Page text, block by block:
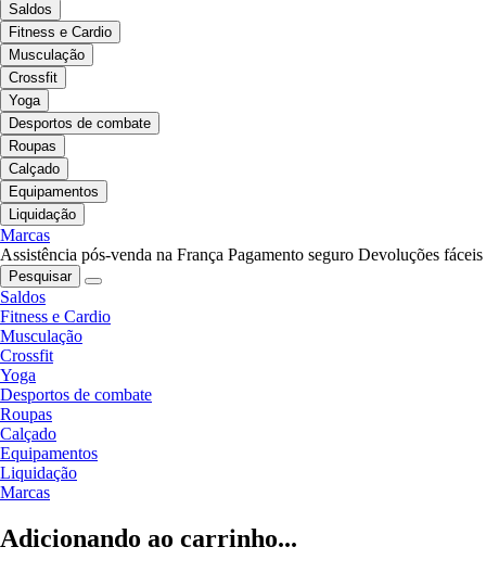
Saldos
Fitness e Cardio
Musculação
Crossfit
Yoga
Desportos de combate
Roupas
Calçado
Equipamentos
Liquidação
Marcas
Assistência pós-venda na França Pagamento seguro Devoluções fáceis
Pesquisar
Saldos
Fitness e Cardio
Musculação
Crossfit
Yoga
Desportos de combate
Roupas
Calçado
Equipamentos
Liquidação
Marcas
Adicionando ao carrinho...